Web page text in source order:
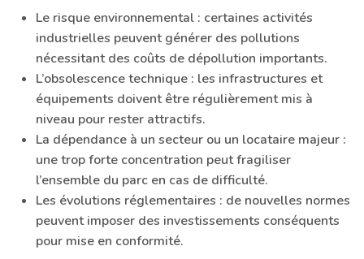
Le risque environnemental : certaines activités
industrielles peuvent générer des pollutions
nécessitant des coûts de dépollution importants.
L’obsolescence technique : les infrastructures et
équipements doivent être régulièrement mis à
niveau pour rester attractifs.
La dépendance à un secteur ou un locataire majeur :
une trop forte concentration peut fragiliser
l’ensemble du parc en cas de difficulté.
Les évolutions réglementaires : de nouvelles normes
peuvent imposer des investissements conséquents
pour mise en conformité.